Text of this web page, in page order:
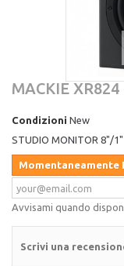
MACKIE XR824
Condizioni New
STUDIO MONITOR 8"/
Momentaneamente
Avvisami quando
Scrivi una